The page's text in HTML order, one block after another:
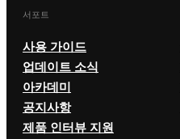
서포트
사용 가이드
업데이트 소식
아카데미
공지사항
제품 인터뷰 지원